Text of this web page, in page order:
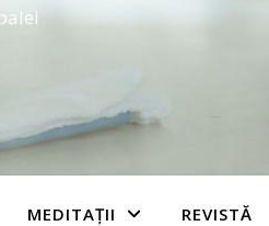
MEDITAȚII REVISTĂ